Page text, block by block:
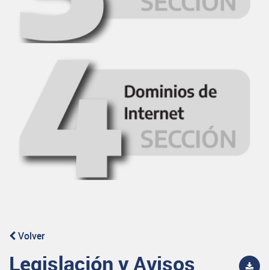
Volver
Legislación y Avisos